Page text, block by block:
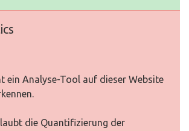
ein Analyse-Tool auf dieser Website
die Quantifizierung der